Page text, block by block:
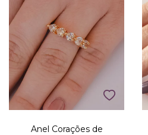
Anel Corações de